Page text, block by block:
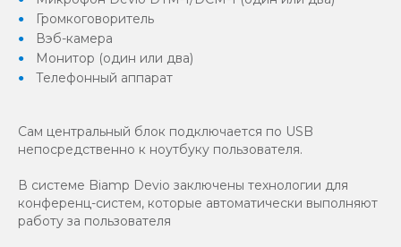
Громкоговоритель
Вэб-камера
Монитор (один или два)
Телефонный аппарат
Сам центральный блок подключается по USB
непосредственно к ноутбуку пользователя.
В системе Biamp Devio заключены технологии для
конференц-систем, которые автоматически выполняют
работу за пользователя